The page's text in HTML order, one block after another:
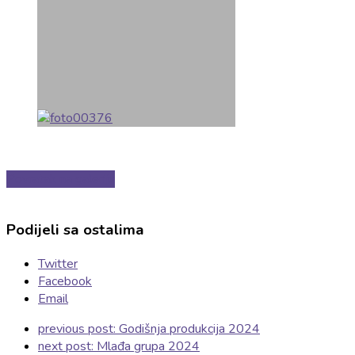
Podijeli sa ostalima
Twitter
Facebook
Email
previous post: Godišnja produkcija 2024
next post: Mlađa grupa 2024